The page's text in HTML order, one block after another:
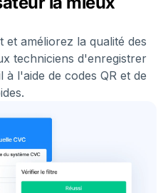
et améliorez la qualité des
techniciens d'enregistrer
l'aide de codes QR et de